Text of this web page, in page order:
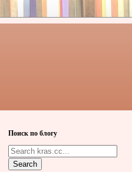
Поиск по блогу
Search